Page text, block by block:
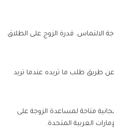
الالتماس. قدرة الزوج على الطلاق
طريق طلب ما تريده عندما تريد
متاحة لمساعدة الزوجة على
العربية المتحدة.